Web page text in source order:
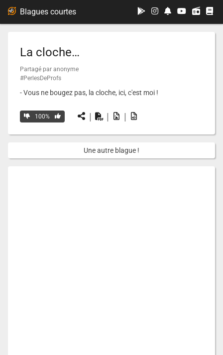
La cloche…
Partagé par anonyme
#PerlesDeProfs
- Vous ne bougez pas, la cloche, ici, c'est moi !
100% | | |
Une autre blague !
Blagues courtes